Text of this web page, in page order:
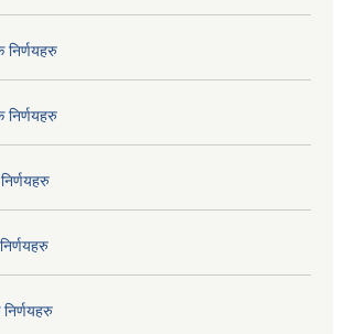
निर्णयहरु
निर्णयहरु